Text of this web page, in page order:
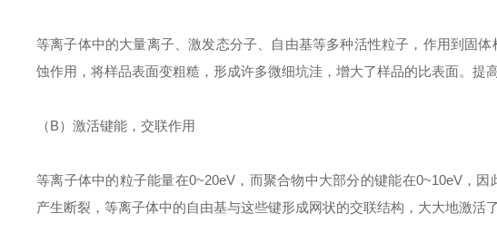
等离子体中的大量离子、激发态分子、自由基等多种活性粒子，作用到固
蚀作用，将样品表面变粗糙，形成许多微细坑洼，增大了样品的比表面。提
（B）激活键能，交联作用
等离子体中的粒子能量在0~20eV，而聚合物中大部分的键能在0~10eV，
产生断裂，等离子体中的自由基与这些键形成网状的交联结构，大大地激活了